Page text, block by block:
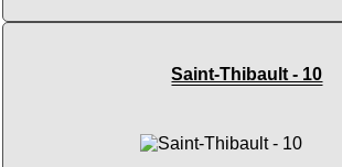
Saint-Thibault - 10